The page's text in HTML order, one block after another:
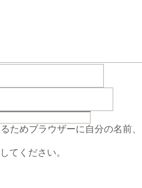
ためブラウザーに自分の名前
てください。